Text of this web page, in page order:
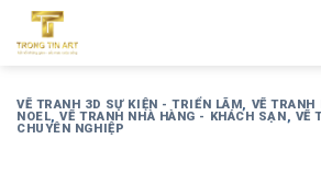
qua
dungVẼ TRANH 3D SỰ KIỆN - TRIỂN LÃM, VẼ
NOEL,VẼ TRANH NHÀ HÀNG - KHÁCH SẠN, VẼ
CHUYÊN NGHIỆP